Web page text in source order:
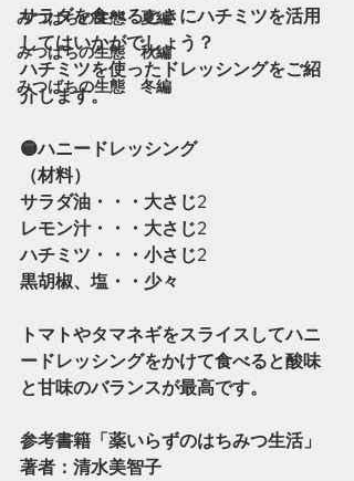
みつばちの生態 夏編
みつばちの生態 秋編
みつばちの生態 冬編
サラダを食べるときにハチミツを活用
してはいかがでしょう？
ハチミツを使ったドレッシングをご紹
介します。
🟡ハニードレッシング
（材料）
サラダ油・・・大さじ2
レモン汁・・・大さじ2
ハチミツ・・・小さじ2
黒胡椒、塩・・少々
トマトやタマネギをスライスしてハニ
ードレッシングをかけて食べると酸味
と甘味のバランスが最高です。
参考書籍「薬いらずのはちみつ生活」
著者：清水美智子